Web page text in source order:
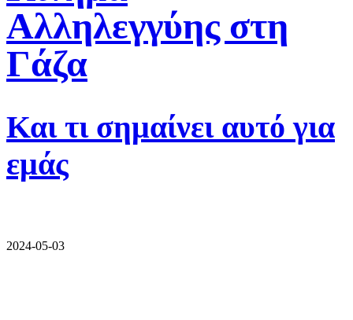
Αλληλεγγύης στη
Γάζα
Και τι σημαίνει αυτό για
εμάς
2024-05-03